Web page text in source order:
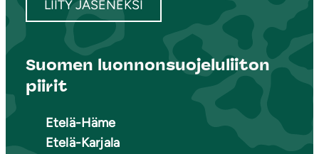
LIITY JÄSENEKSI
Suomen luonnonsuojeluliiton
piirit
Etelä-Häme
Etelä-Karjala